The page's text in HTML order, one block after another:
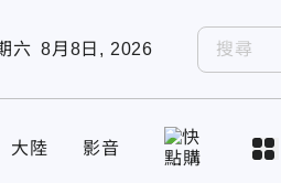
六 8月8日, 2026
大陸 影音